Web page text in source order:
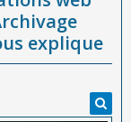
explique